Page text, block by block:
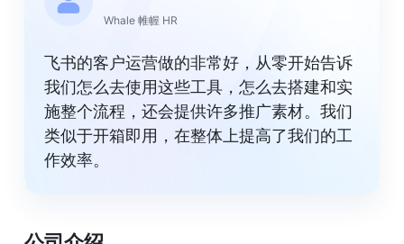
Whale 帷幄 HR
飞书的客户运营做的非常好，从零开始告诉
我们怎么去使用这些工具，怎么去搭建和实
施整个流程，还会提供许多推广素材。我们
类似于开箱即用，在整体上提高了我们的工
作效率。